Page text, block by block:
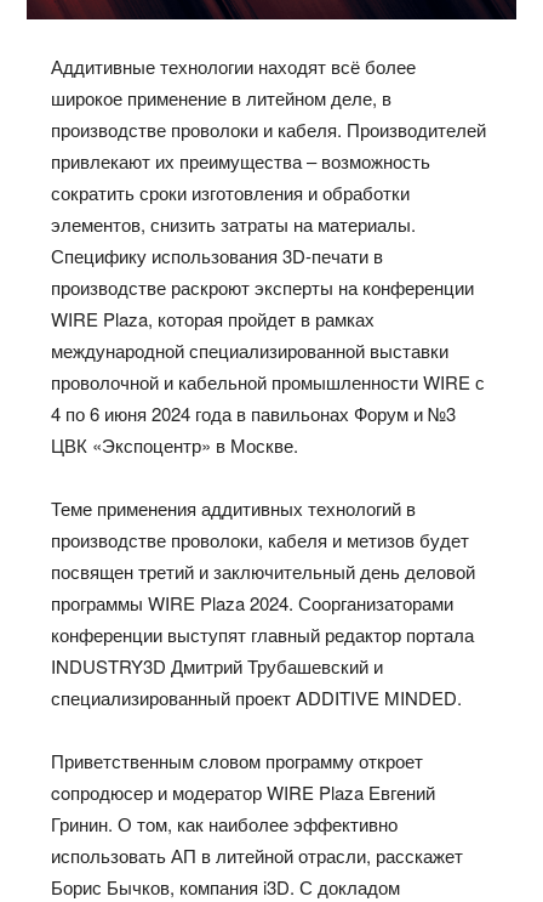
Аддитивные технологии находят всё более
широкое применение в литейном деле, в
производстве проволоки и кабеля. Производителей
привлекают их преимущества – возможность
сократить сроки изготовления и обработки
элементов, снизить затраты на материалы.
Специфику использования 3D-печати в
производстве раскроют эксперты на конференции
WIRE Plaza, которая пройдет в рамках
международной специализированной выставки
проволочной и кабельной промышленности WIRE с
4 по 6 июня 2024 года в павильонах Форум и №3
ЦВК «Экспоцентр» в Москве.
Теме применения аддитивных технологий в
производстве проволоки, кабеля и метизов будет
посвящен третий и заключительный день деловой
программы WIRE Plaza 2024. Соорганизаторами
конференции выступят главный редактор портала
INDUSTRY3D Дмитрий Трубашевский и
специализированный проект ADDITIVE MINDED.
Приветственным словом программу откроет
coпродюсер и модератор WIRE Plaza Евгений
Гринин. О том, как наиболее эффективно
использовать АП в литейной отрасли, расскажет
Борис Бычков, компания i3D. С докладом